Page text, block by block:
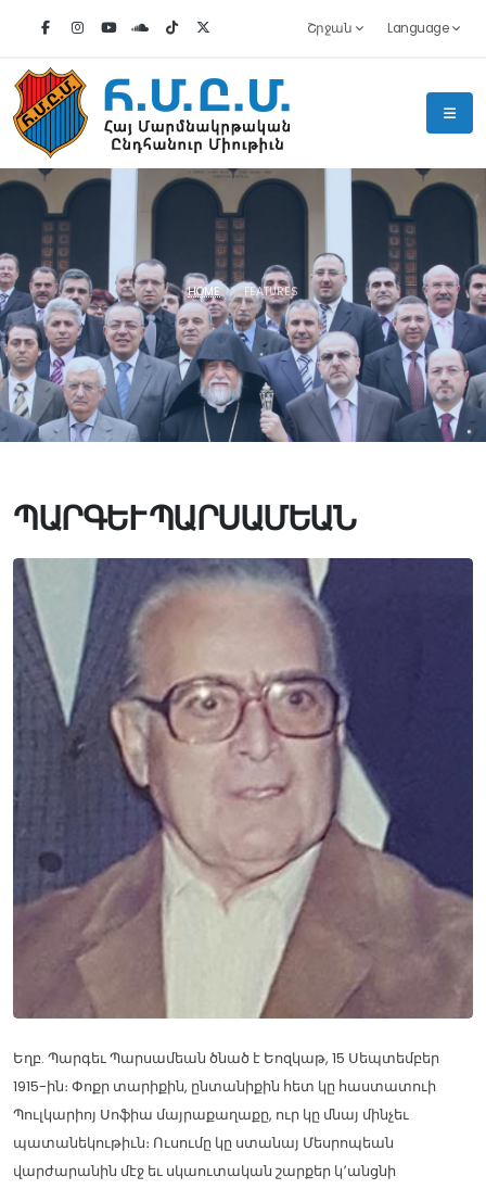
Շրջան Language
HOME FEATURES
ՊԱՐԳԵՒ ՊԱՐՍԱՄԵԱՆ
Եղբ. Պարգեւ Պարսամեան ծնած է Եոզկաթ, 15 Սեպտեմբեր
1915-ին։ Փոքր տարիքին, ընտանիքին հետ կը հաստատուի
Պուլկարիոյ Սոֆիա մայրաքաղաքը, ուր կը մնայ մինչեւ
պատանեկութիւն։ Ուսումը կը ստանայ Մեսրոպեան
վարժարանին մէջ եւ սկաուտական շարքեր կ՚անցնի